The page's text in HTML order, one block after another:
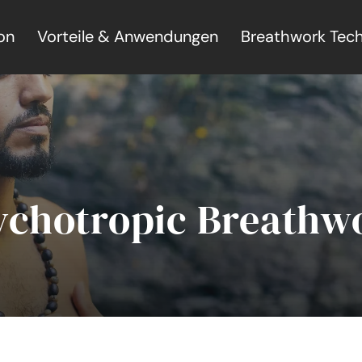
Vorteile & Anwendungen Breathwork